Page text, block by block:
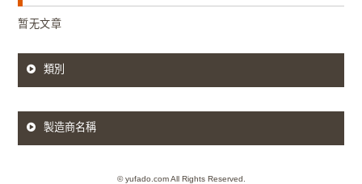
暂无文章
類別
製造商名稱
© yufado.com All Rights Reserved.